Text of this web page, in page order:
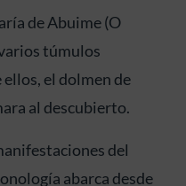
de Abuime (O
túmulos
el dolmen de
al descubierto.
del
abarca desde